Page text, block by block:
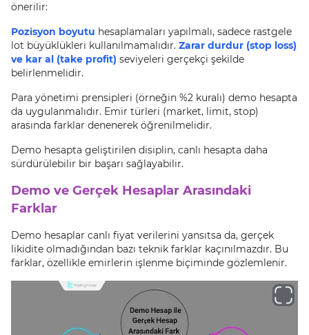
önerilir:
Pozisyon boyutu hesaplamaları yapılmalı, sadece rastgele
lot büyüklükleri kullanılmamalıdır. Zarar durdur (stop loss)
ve kar al (take profit) seviyeleri gerçekçi şekilde
belirlenmelidir.
Para yönetimi prensipleri (örneğin %2 kuralı) demo hesapta
da uygulanmalıdır. Emir türleri (market, limit, stop)
arasında farklar denenerek öğrenilmelidir.
Demo hesapta geliştirilen disiplin, canlı hesapta daha
sürdürülebilir bir başarı sağlayabilir.
Demo ve Gerçek Hesaplar Arasındaki
Farklar
Demo hesaplar canlı fiyat verilerini yansıtsa da, gerçek
likidite olmadığından bazı teknik farklar kaçınılmazdır. Bu
farklar, özellikle emirlerin işlenme biçiminde gözlemlenir.